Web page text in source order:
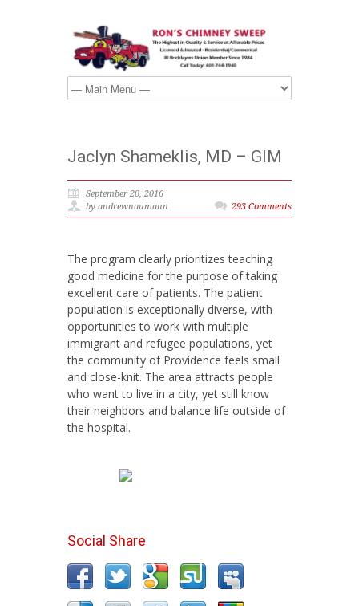
Jaclyn Shameklis, MD – GIM
September 20, 2016
by andrewnaumann
293 Comments
The program clearly prioritizes teaching
good medicine for the purpose of taking
excellent care of patients. The patient
population is exceptionally diverse, with
opportunities to work with multiple
immigrant and refugee populations, yet
the community of Providence feels small
and close-knit. The area attracts people
who want to live in a city, yet still know
their neighbors and balance life outside of
the hospital.
Social Share